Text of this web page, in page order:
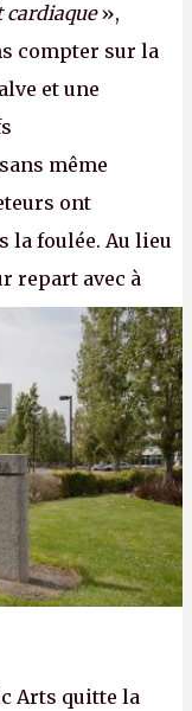
»,
compter sur la
et une
même
ont
la foulée. Au lieu
repart avec à
toujours plus
mais ça
ne braque pas
Arts quitte la